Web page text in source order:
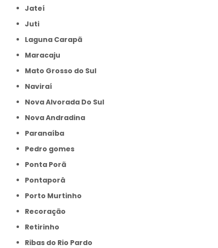
Jateí
Juti
Laguna Carapã
Maracaju
Mato Grosso do Sul
Naviraí
Nova Alvorada Do Sul
Nova Andradina
Paranaíba
Pedro gomes
Ponta Porã
Pontaporâ
Porto Murtinho
Recoração
Retirinho
Ribas do Rio Pardo